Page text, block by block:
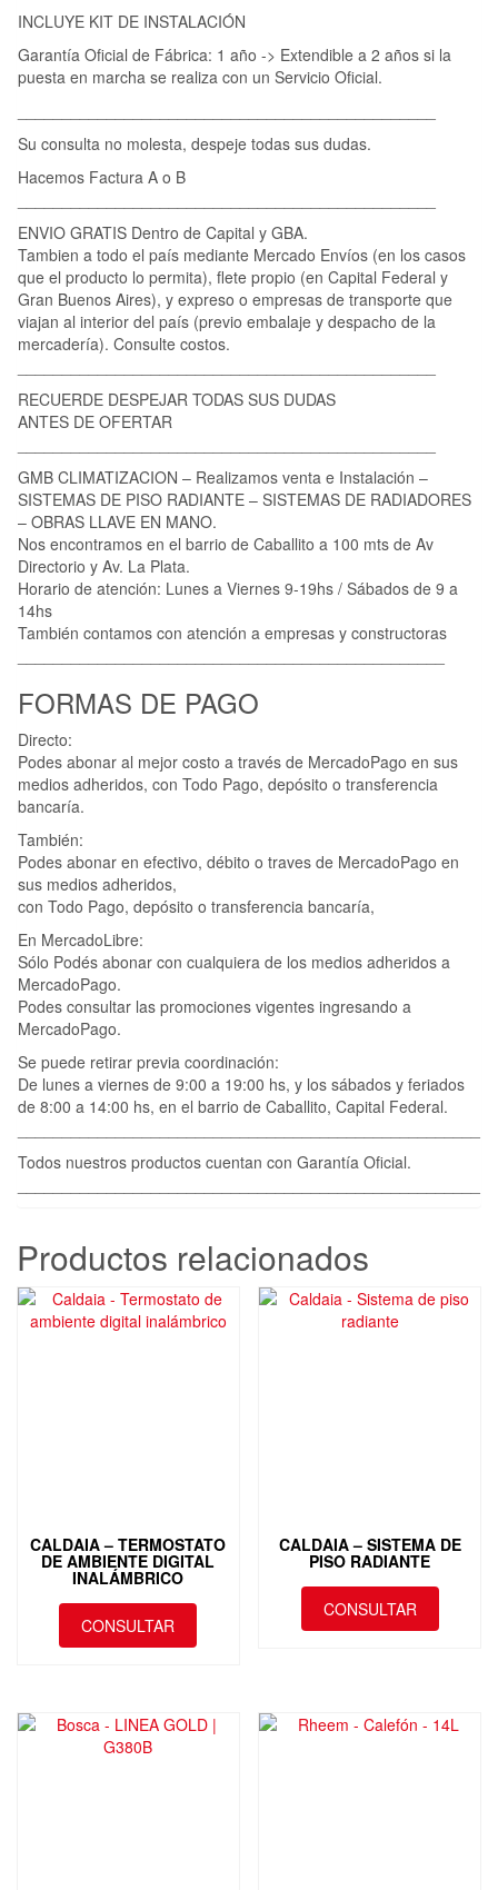
INCLUYE KIT DE INSTALACIÓN
Garantía Oficial de Fábrica: 1 año -> Extendible a 2 años si la
puesta en marcha se realiza con un Servicio Oficial.
Su consulta no molesta, despeje todas sus dudas.
Hacemos Factura A o B
ENVIO GRATIS Dentro de Capital y GBA.
Tambien a todo el país mediante Mercado Envíos (en los casos
que el producto lo permita), flete propio (en Capital Federal y
Gran Buenos Aires), y expreso o empresas de transporte que
viajan al interior del país (previo embalaje y despacho de la
mercadería). Consulte costos.
RECUERDE DESPEJAR TODAS SUS DUDAS
ANTES DE OFERTAR
GMB CLIMATIZACION – Realizamos venta e Instalación –
SISTEMAS DE PISO RADIANTE – SISTEMAS DE RADIADORES
– OBRAS LLAVE EN MANO.
Nos encontramos en el barrio de Caballito a 100 mts de Av
Directorio y Av. La Plata.
Horario de atención: Lunes a Viernes 9-19hs / Sábados de 9 a
14hs
También contamos con atención a empresas y constructoras
FORMAS DE PAGO
Directo:
Podes abonar al mejor costo a través de MercadoPago en sus
medios adheridos, con Todo Pago, depósito o transferencia
bancaría.
También:
Podes abonar en efectivo, débito o traves de MercadoPago en
sus medios adheridos,
con Todo Pago, depósito o transferencia bancaría,
En MercadoLibre:
Sólo Podés abonar con cualquiera de los medios adheridos a
MercadoPago.
Podes consultar las promociones vigentes ingresando a
MercadoPago.
Se puede retirar previa coordinación:
De lunes a viernes de 9:00 a 19:00 hs, y los sábados y feriados
de 8:00 a 14:00 hs, en el barrio de Caballito, Capital Federal.
Todos nuestros productos cuentan con Garantía Oficial.
Productos relacionados
CALDAIA – TERMOSTATO
DE AMBIENTE DIGITAL
INALÁMBRICO
CONSULTAR
CALDAIA – SISTEMA DE
PISO RADIANTE
CONSULTAR